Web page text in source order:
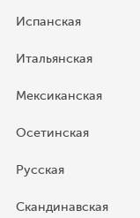
Испанская
Итальянская
Мексиканская
Осетинская
Русская
Скандинавская